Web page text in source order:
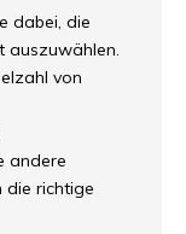
dabei, die
auszuwählen.
von
andere
die richtige